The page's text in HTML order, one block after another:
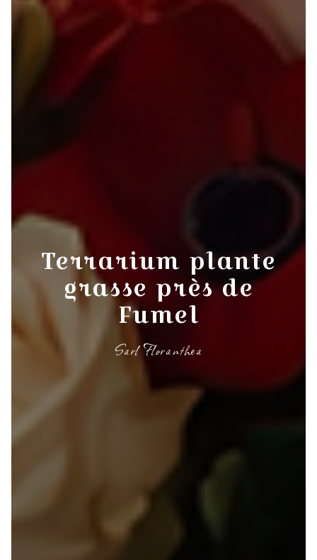
Terrarium plante
grasse près de
Fumel
Sarl Floranthea